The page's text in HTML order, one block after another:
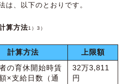
は、以下のとおりです。
算方法1）3）
計算方法
上限額
の育休開始時賃
×支給日数（通
32万3,811
円